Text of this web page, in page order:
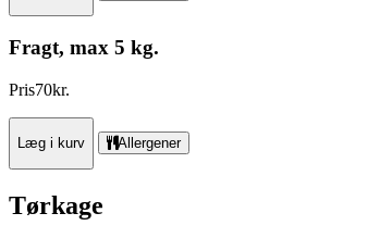
Fragt, max 5 kg.
Pris70kr.
Læg i kurv Allergener
Tørkage